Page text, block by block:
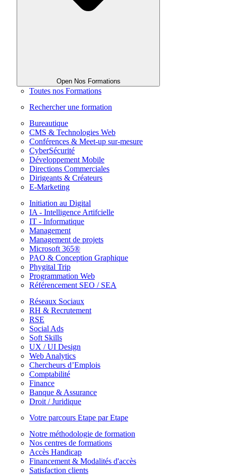
Open Nos Formations
Toutes nos Formations
Rechercher une formation
Bureautique
CMS & Technologies Web
Conférences & Meet-up sur-mesure
CyberSécurité
Développement Mobile
Directions Commerciales
Dirigeants & Créateurs
E-Marketing
Initiation au Digital
IA - Intelligence Artifcielle
IT - Informatique
Management
Management de projets
Microsoft 365®
PAO & Conception Graphique
Phygital Trip
Programmation Web
Référencement SEO / SEA
Réseaux Sociaux
RH & Recrutement
RSE
Social Ads
Soft Skills
UX / UI Design
Web Analytics
Chercheurs d’Emplois
Comptabilité
Finance
Banque & Assurance
Droit / Juridique
Votre parcours Etape par Etape
Notre méthodologie de formation
Nos centres de formations
Accès Handicap
Financement & Modalités d'accès
Satisfaction clients